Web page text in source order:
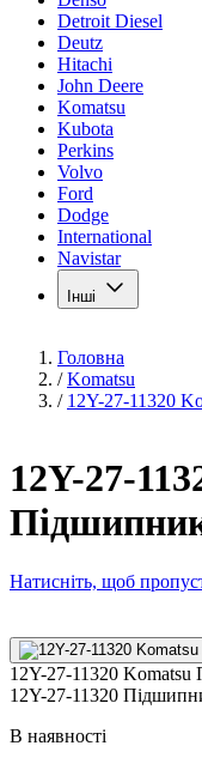
Detroit Diesel
Deutz
Hitachi
John Deere
Komatsu
Kubota
Perkins
Volvo
Ford
Dodge
International
Navistar
Інші
Головна
/ Komatsu
/ 12Y-27-11320
12Y-27-
Натисніть, щоб
12Y-27-11320
12Y-27-11320
В наявності